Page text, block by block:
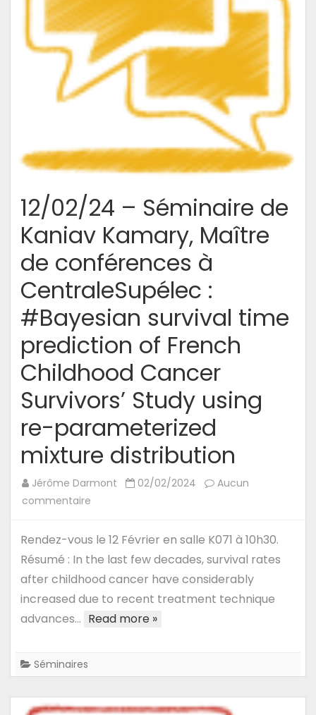
recherche
d’information
dans
un
contexte
plateforme
éducative.
12/02/24 – Séminaire de
Kaniav Kamary, Maître
de conférences à
CentraleSupélec :
#Bayesian survival time
prediction of French
Childhood Cancer
Survivors’ Study using
re-parameterized
mixture distribution
Jérôme Darmont 02/02/2024
Aucun
commentaire
–
Séminaire
Kamary,
Maître
à
CentraleSupélec
:
Rendez-vous le 12 Février en salle K071 à 10h30.
Résumé : In the last few decades, survival rates
after childhood cancer have considerably
increased due to recent treatment technique
advances… Read more »
Séminaires